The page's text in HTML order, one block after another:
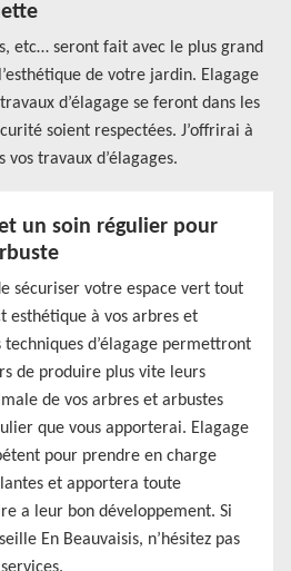
etc… seront fait avec le plus grand
de votre jardin. Elagage
d’élagage se feront dans les
soient respectées. J’offrirai à
travaux d’élagages.
un soin régulier pour
sécuriser votre espace vert tout
esthétique à vos arbres et
techniques d’élagage permettront
de produire plus vite leurs
de vos arbres et arbustes
que vous apporterai. Elagage
pour prendre en charge
et apportera toute
a leur bon développement. Si
En Beauvaisis, n’hésitez pas